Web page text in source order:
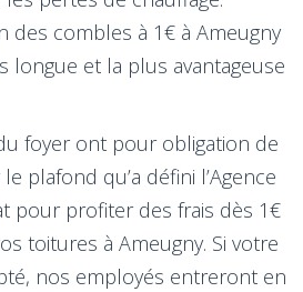
des combles à 1€ à Ameugny
longue et la plus avantageuse
foyer ont pour obligation de
plafond qu’a défini l’Agence
pour profiter des frais dès 1€
toitures à Ameugny. Si votre
nos employés entreront en